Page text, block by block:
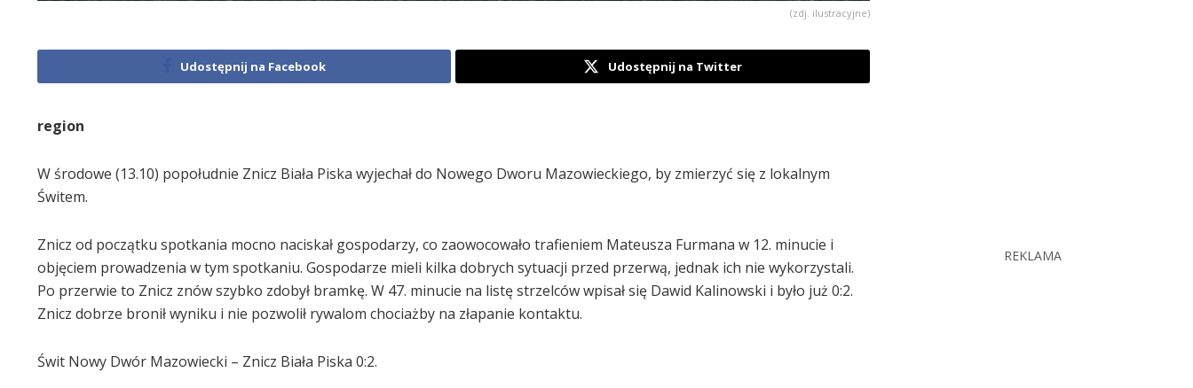
(zdj. ilustracyjne)
Udostępnij na Facebook Udostępnij na Twitter
region
W środowe (13.10) popołudnie Znicz Biała Piska wyjechał do Nowego Dworu Mazowieckiego, by zmierzyć się z lokalnym
Świtem.
Znicz od początku spotkania mocno naciskał gospodarzy, co zaowocowało trafieniem Mateusza Furmana w 12. minucie i
objęciem prowadzenia w tym spotkaniu. Gospodarze mieli kilka dobrych sytuacji przed przerwą, jednak ich nie wykorzystali.
Po przerwie to Znicz znów szybko zdobył bramkę. W 47. minucie na listę strzelców wpisał się Dawid Kalinowski i było już 0:2.
Znicz dobrze bronił wyniku i nie pozwolił rywalom chociażby na złapanie kontaktu.
Świt Nowy Dwór Mazowiecki – Znicz Biała Piska 0:2.
REKLAMA